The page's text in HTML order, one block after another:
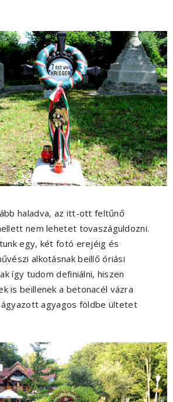
haladva, az itt-ott feltűnő
nem lehetet tovaszáguldozni.
egy, két fotó erejéig és
alkotásnak beillő óriási
így tudom definiálni, hiszen
is beillenek a betonacél vázra
agyagos földbe ültetet